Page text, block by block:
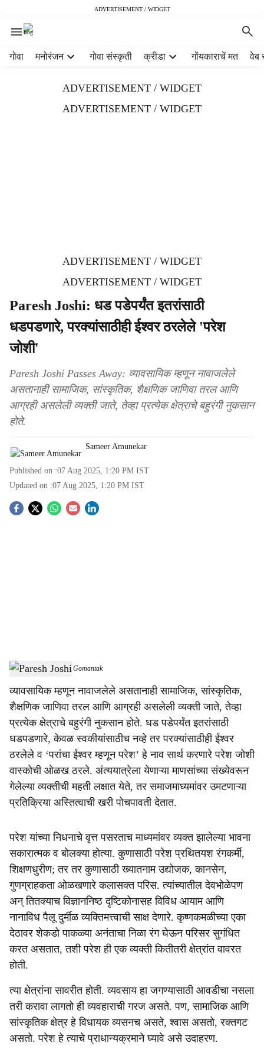
ADVERTISEMENT / WIDGET
गोवा मनोरंजन गोवा संस्कृती क्रीडा गोंयकाराचें मत वेब
ADVERTISEMENT / WIDGET
ADVERTISEMENT / WIDGET
ADVERTISEMENT / WIDGET
ADVERTISEMENT / WIDGET
Paresh Joshi: धड पडेपर्यंत इतरांसाठी
धडपडणारे, परक्यांसाठीही ईश्वर ठरलेले 'परेश
जोशी'
Paresh Joshi Passes Away: व्यावसायिक म्हणून नावाजलेले
असतानाही सामाजिक, सांस्कृतिक, शैक्षणिक जाणिवा तरल आणि
आग्रही असलेली व्यक्ती जाते, तेव्हा प्रत्येक क्षेत्राचे बहुरंगी नुकसान
होते.
Sameer Amunekar
Published on :07 Aug 2025, 1:20 PM IST
Updated on :07 Aug 2025, 1:20 PM IST
S
a
r
e
Paresh Joshi- Dainik Gomantak
व्यावसायिक म्हणून नावाजलेले असतानाही सामाजिक, सांस्कृतिक,
शैक्षणिक जाणिवा तरल आणि आग्रही असलेली व्यक्ती जाते, तेव्हा
प्रत्येक क्षेत्राचे बहुरंगी नुकसान होते. धड पडेपर्यंत इतरांसाठी
धडपडणारे, केवळ स्वकीयांसाठीच नव्हे तर परक्यांसाठीही ईश्वर
ठरलेले व ‘परांचा ईश्वर म्हणून परेश’ हे नाव सार्थ करणारे परेश जोशी
वास्कोची ओळख ठरले. अंत्ययात्रेला येणाऱ्या माणसांच्या संख्येवरून
गेलेल्या व्यक्तीची महती लक्षात येते, तर समाजमाध्यमांवर उमटणाऱ्या
प्रतिक्रिया अस्तित्वाची खरी पोचपावती देतात.
परेश यांच्या निधनाचे वृत्त पसरताच माध्यमांवर व्यक्त झालेल्या भावना
सकारात्मक व बोलक्या होत्या. कुणासाठी परेश प्रथितयश रंगकर्मी,
शिक्षणधुरीण; तर तर कुणासाठी ख्यातनाम उद्योजक, कानसेन,
गुणग्राहकता ओळखणारे कलासक्त परिस. त्यांच्यातील देवभोळेपण
अन् तितक्याच विज्ञाननिष्ठ दृष्टिकोनासह विविध आयाम आणि
नानाविध पैलू दुर्मीळ व्यक्तिमत्त्वाची साक्ष देणारे. कृष्णकमळीच्या एका
देठावर शेकडो पाकळ्या अनंताचा निळा रंग घेऊन परिसर सुगंधित
करत असतात, तशी परेश ही एक व्यक्ती कितीतरी क्षेत्रांत वावरत
होती.
त्या क्षेत्रांना सावरीत होती. व्यवसाय हा जगण्यासाठी आवडीचा नसला
तरी करावा लागतो ही व्यवहाराची गरज असते. पण, सामाजिक आणि
सांस्कृतिक क्षेत्र हे विधायक व्यसनच असते, श्वास असतो, रक्तगट
असतो. परेश हे त्याचे प्राधान्यक्रमाने घ्यावे असे उदाहरण.